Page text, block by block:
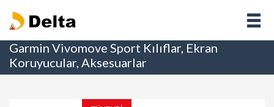
Garmin Vivomove Sport Kılıflar, Ekran
Koruyucular, Aksesuarlar